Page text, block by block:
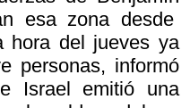
esa zona desde
hora del jueves ya
personas, informó
Israel emitió una